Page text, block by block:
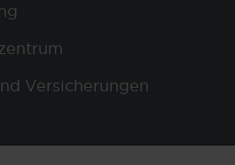
Versicherungen